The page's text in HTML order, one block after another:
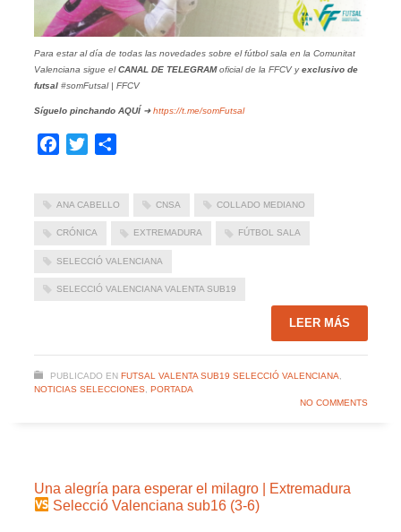
Para estar al día de todas las novedades sobre el fútbol sala en la Comunitat
Valenciana sigue elCANAL DE TELEGRAMoficial de la FFCV yexclusivo de
futsal#somFutsal | FFCV
Síguelo pinchando AQUÍ➜https://t.me/somFutsal
Facebook
Twitter
ANA CABELLO CNSA COLLADO MEDIANO
CRÓNICA EXTREMADURA FÚTBOL SALA
SELECCIÓ VALENCIANA
SELECCIÓ VALENCIANA VALENTA SUB19
LEER MÁS
PUBLICADO EN FUTSAL VALENTA SUB19 SELECCIÓ VALENCIANA,
NOTICIAS SELECCIONES, PORTADA
NO COMMENTS
Una alegría para esperar el milagro | Extremadura
Selecció Valenciana sub16 (3-6)